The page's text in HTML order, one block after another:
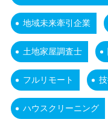
地域未来牽引企業
土地家屋調査士
フルリモート
ハウスクリーニング